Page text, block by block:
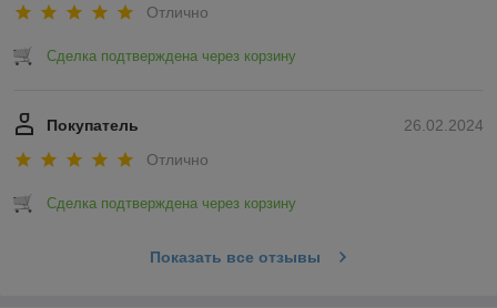
Отлично
Сделка подтверждена через корзину
26.02.2024
Покупатель
Отлично
Сделка подтверждена через корзину
Показать все отзывы